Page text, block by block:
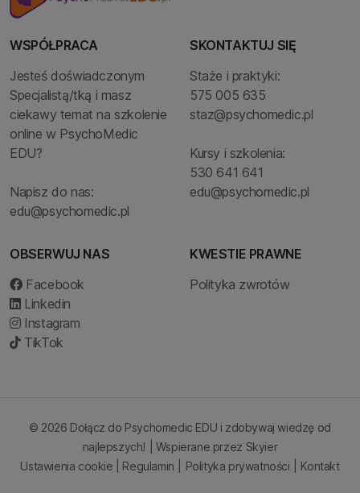
WSPÓŁPRACA
Jesteś doświadczonym
Specjalistą/tką i masz
ciekawy temat na szkolenie
online w PsychoMedic
EDU?
Napisz do nas:
edu@psychomedic.pl
SKONTAKTUJ SIĘ
Staże i praktyki:
575 005 635
staz@psychomedic.pl
Kursy i szkolenia:
530 641 641
edu@psychomedic.pl
OBSERWUJ NAS
Facebook
Linkedin
Instagram
TikTok
KWESTIE PRAWNE
Polityka zwrotów
© 2026 Dołącz do Psychomedic EDU i zdobywaj wiedzę od
najlepszych!
| Wspierane przez Skyier
Ustawienia cookie
Regulamin Polityka prywatności Kontakt